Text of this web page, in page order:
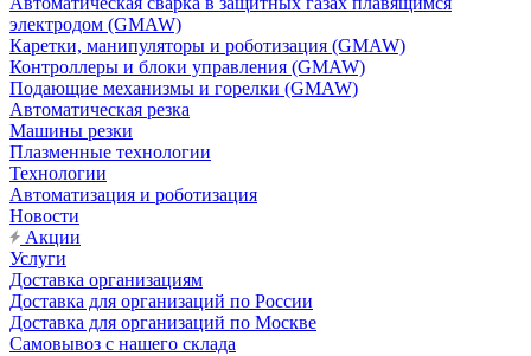
электродом (GMAW)
Каретки, манипуляторы и роботизация (GMAW)
Контроллеры и блоки управления (GMAW)
Подающие механизмы и горелки (GMAW)
Автоматическая резка
Машины резки
Плазменные технологии
Технологии
Автоматизация и роботизация
Новости
Акции
Услуги
Доставка организациям
Доставка для организаций по России
Доставка для организаций по Москве
Самовывоз с нашего склада